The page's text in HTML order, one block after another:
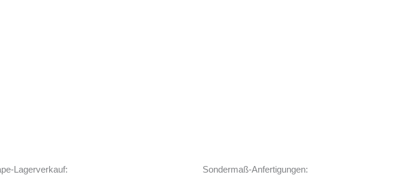
Lagerverkauf: Sondermaß-Anfertigungen: